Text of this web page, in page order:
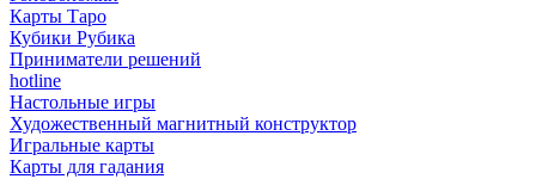
Карты Таро
Кубики Рубика
Приниматели решений
hotline
Настольные игры
Художественный магнитный конструктор
Игральные карты
Карты для гадания